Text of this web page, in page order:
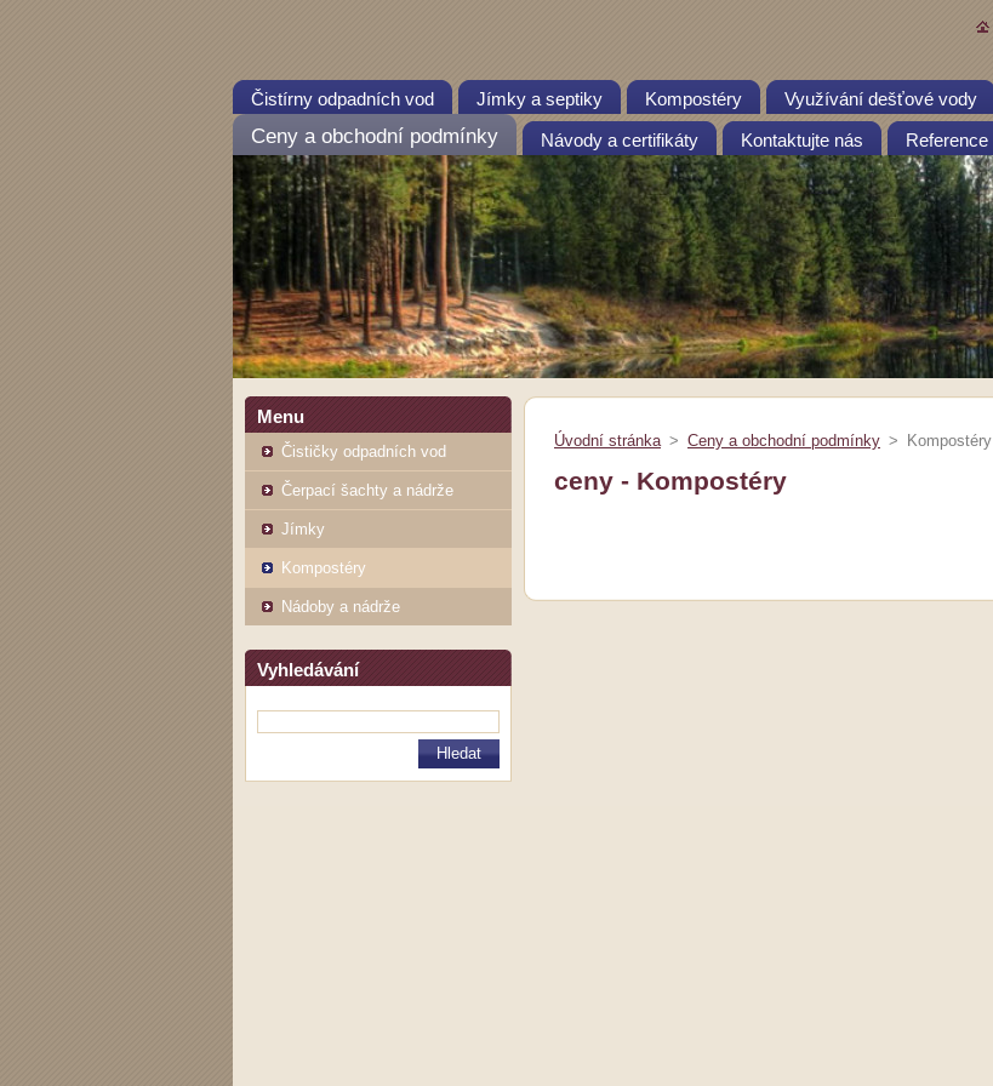
Čistírny odpadních vod Jímky a septiky Kompostéry Využívání dešťové vody
Ceny a obchodní podmínky Návody a certifikáty Kontaktujte nás Reference
Menu
Čističky odpadních vod
Čerpací šachty a nádrže
Jímky
Kompostéry
Nádoby a nádrže
Vyhledávání
Úvodní stránka > Ceny a obchodní podmínky > Kompostéry
ceny - Kompostéry